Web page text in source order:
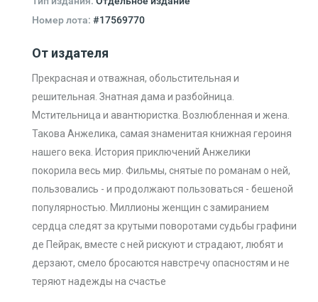
Номер лота: #17569770
От издателя
Прекрасная и отважная, обольстительная и
решительная. Знатная дама и разбойница.
Мстительница и авантюристка. Возлюбленная и жена.
Такова Анжелика, самая знаменитая книжная героиня
нашего века. История приключений Анжелики
покорила весь мир. Фильмы, снятые по романам о ней,
пользовались - и продолжают пользоваться - бешеной
популярностью. Миллионы женщин с замиранием
сердца следят за крутыми поворотами судьбы графини
де Пейрак, вместе с ней рискуют и страдают, любят и
дерзают, смело бросаются навстречу опасностям и не
теряют надежды на счастье